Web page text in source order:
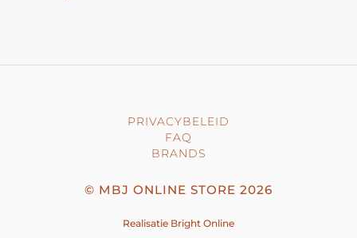
PRIVACYBELEID
FAQ
BRANDS
© MBJ ONLINE STORE 2026
Realisatie Bright Online